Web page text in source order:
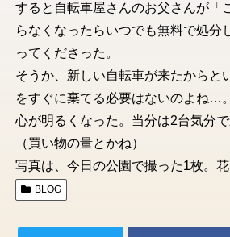
すると自転車屋さんのお父さんが「
らなくなったらいつでも無料で処分
ってくださった。
そうか、新しい自転車が来たからと
をすぐに棄てる必要はないのよね…。
心が明るくなった。当分は2台気分
（買い物の量とかね）
写真は、今日の公園で撮った1枚。
BLOG